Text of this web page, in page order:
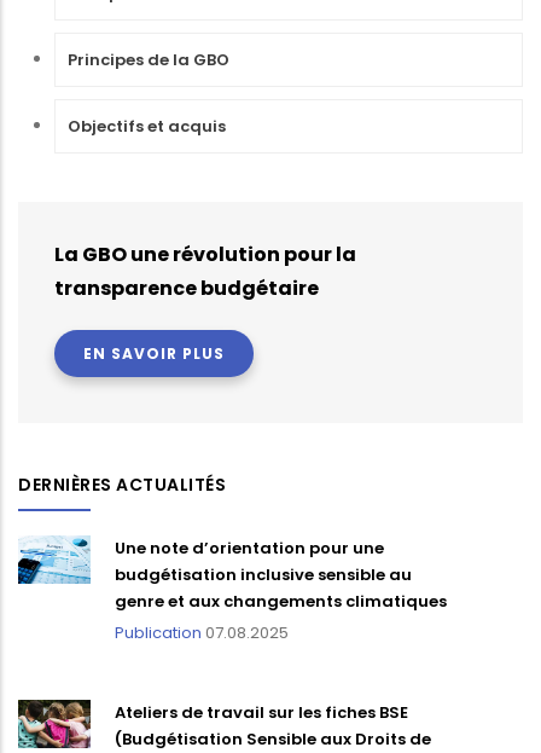
Principes de la GBO
Objectifs et acquis
La GBO une révolution pour la
transparence budgétaire
EN SAVOIR PLUS
DERNIÈRES ACTUALITÉS
Une note d’orientation pour une
budgétisation inclusive sensible au
genre et aux changements climatiques
Publication 07.08.2025
Ateliers de travail sur les fiches BSE
(Budgétisation Sensible aux Droits de